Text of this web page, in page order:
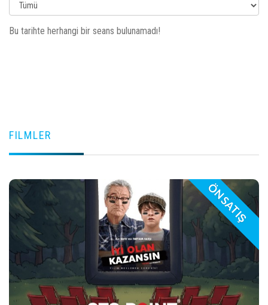
Bu tarihte herhangi bir seans bulunamadı!
FILMLER
play_arrow
ÖN SATIŞ